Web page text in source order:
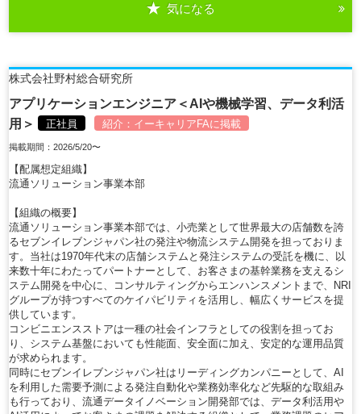
気になる
株式会社野村総合研究所
アプリケーションエンジニア＜AIや機械学習、データ利活
用＞
正社員 紹介： イーキャリアFAに掲載
掲載期間：2026/5/20〜
【配属想定組織】
流通ソリューション事業本部
【組織の概要】
流通ソリューション事業本部では、小売業として世界最大の店舗数を誇
るセブンイレブンジャパン社の発注や物流システム開発を担っておりま
す。当社は1970年代末の店舗システムと発注システムの受託を機に、以
来数十年にわたってパートナーとして、お客さまの基幹業務を支えるシ
ステム開発を中心に、コンサルティングからエンハンスメントまで、NRI
グループが持つすべてのケイパビリティを活用し、幅広くサービスを提
供しています。
コンビニエンスストアは一種の社会インフラとしての役割を担ってお
り、システム基盤においても性能面、安全面に加え、安定的な運用品質
が求められます。
同時にセブンイレブンジャパン社はリーディングカンパニーとして、AI
を利用した需要予測による発注自動化や業務効率化など先駆的な取組み
も行っており、流通データイノベーション開発部では、データ利活用や